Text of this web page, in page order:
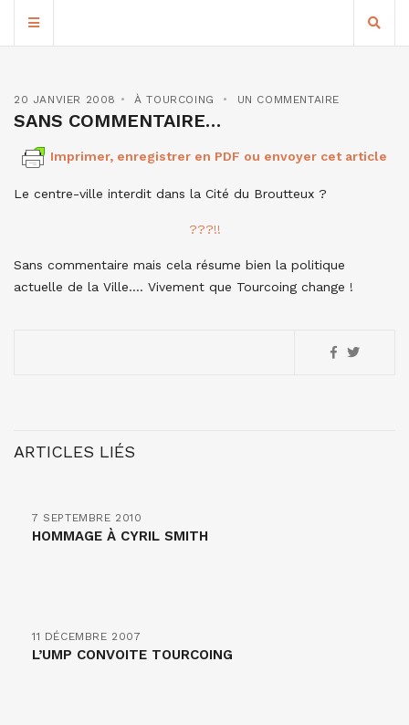
20 JANVIER 2008 À TOURCOING UN COMMENTAIRE
SANS COMMENTAIRE…
Imprimer, enregistrer en PDF ou envoyer cet article
Le centre-ville interdit dans la Cité du Broutteux ?
???!!
Sans commentaire mais cela résume bien la politique
actuelle de la Ville…. Vivement que Tourcoing change !
ARTICLES LIÉS
7 SEPTEMBRE 2010
HOMMAGE À CYRIL SMITH
11 DÉCEMBRE 2007
L’UMP CONVOITE TOURCOING